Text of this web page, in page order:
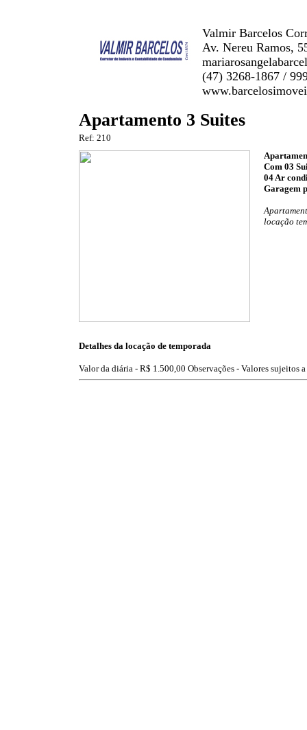
Valmir Barcelos
Av. Nereu Ramos,
(47) 3268-1867 /
Apartamento 3 Suites
Ref: 210
Com 03
04 Ar
Garagem
locação
Detalhes da locação de temporada
Valor da diária - R$ 1.500,00 Observações - Valores sujeitos